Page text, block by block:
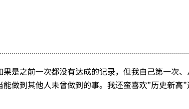
是之前一次都没有达成的记录，但我自己第一次
做到其他人未曾做到的事。我还蛮喜欢”历史新高